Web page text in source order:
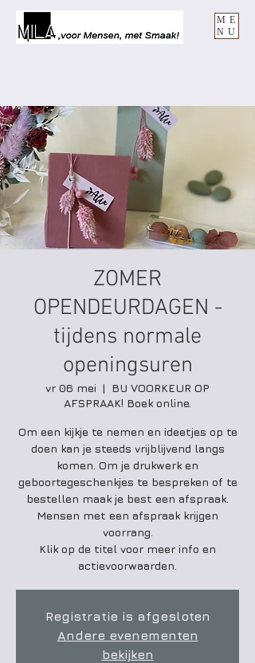
ME
NU
ZOMER
OPENDEURDAGEN -
tijdens normale
openingsuren
vr 06 mei
  |
BIJ VOORKEUR OP
AFSPRAAK! Boek online.
Om een kijkje te nemen en ideetjes op te
doen kan je steeds vrijblijvend langs
komen. Om je drukwerk en
geboortegeschenkjes te bespreken of te
bestellen maak je best een afspraak.
Mensen met een afspraak krijgen
voorrang.
Klik op de titel voor meer info en
actievoorwaarden.
Registratie is afgesloten
Andere evenementen
bekijken